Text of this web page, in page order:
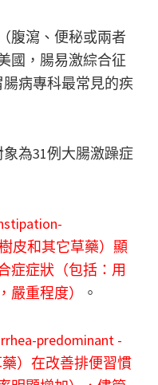
腹瀉、便秘或兩者
國，腸易激綜合征
病專科最常見的疾
為31例大腸激躁症
皮和其它草藥）顯
症症狀（包括：用
嚴重程度）
。
predominant -
）在改善排便習慣